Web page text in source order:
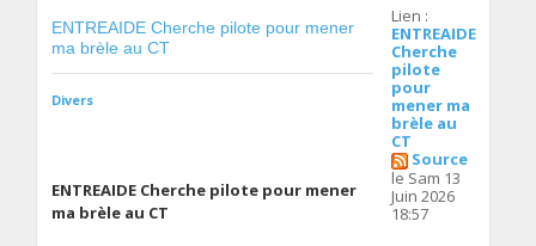
ENTREAIDE Cherche pilote pour mener
ma brèle au CT
Divers
ENTREAIDE Cherche pilote pour mener
ma brèle au CT
Lien :
ENTREAIDE
Cherche
pilote
pour
mener ma
brèle au
CT
Source
le Sam 13
Juin 2026
18:57